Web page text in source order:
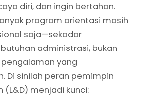
diri, dan ingin bertahan.
program orientasi masih
saja—sekadar
administrasi, bukan
yang
Di sinilah peran pemimpin
(L&D) menjadi kunci: